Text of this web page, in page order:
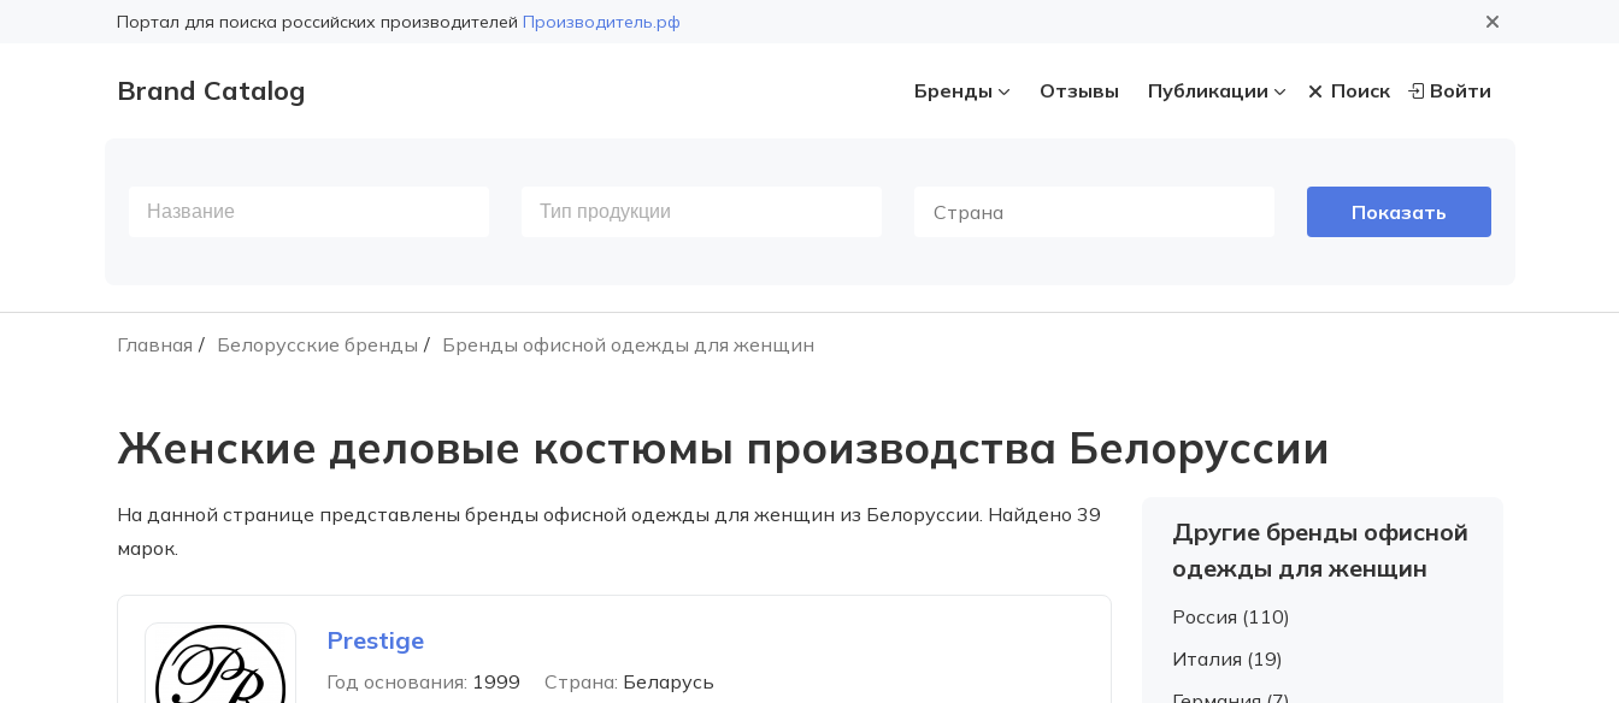
Портал для поиска российских производителей Производитель.рф
Brand Catalog Бренды Отзывы Публикации Поиск Войти
Страна
Главная Белорусские бренды Бренды офисной одежды для женщин
Женские деловые костюмы производства Белоруссии
На данной странице представлены бренды офисной одежды для женщин из Белоруссии. Найдено 39
марок.
Prestige
Год основания: 1999 Страна: Беларусь
Другие бренды офисной
одежды для женщин
Россия (110)
Италия (19)